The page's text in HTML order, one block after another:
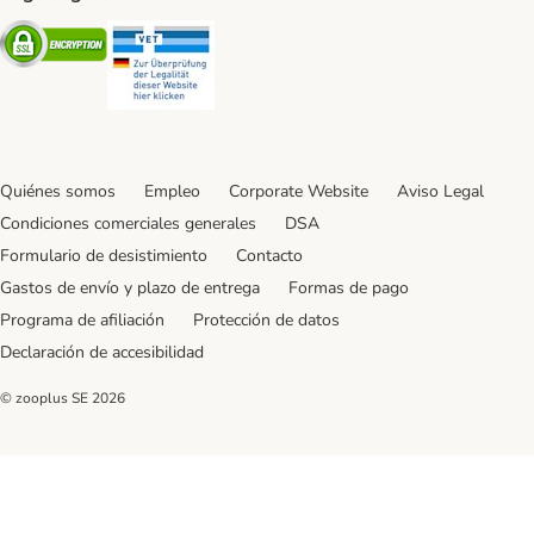
Security
Quiénes somos Empleo Corporate Website
Aviso Legal
Condiciones comerciales generales
DSA
Formulario de desistimiento
Contacto
Gastos de envío y plazo de entrega
Formas de pago
Programa de afiliación
Protección de datos
Declaración de accesibilidad
© zooplus SE 2026